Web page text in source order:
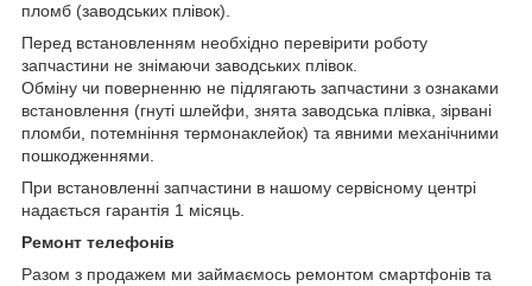
пломб (заводських плівок).
Перед встановленням необхідно перевірити роботу
запчастини не знімаючи заводських плівок.
Обміну чи поверненню не підлягають запчастини з ознаками
встановлення (гнуті шлейфи, знята заводська плівка, зірвані
пломби, потемніння термонаклейок) та явними механічними
пошкодженнями.
При встановленні запчастини в нашому сервісному центрі
надається гарантія 1 місяць.
Ремонт телефонів
Разом з продажем ми займаємось ремонтом смартфонів та